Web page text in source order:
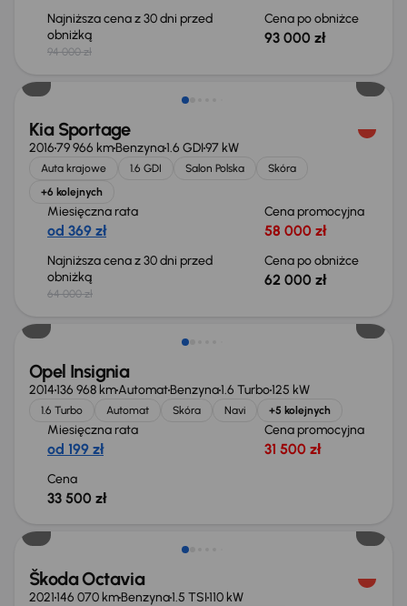
Najniższa cena z 30 dni przed
obniżką
94 000 zł
Cena po obniżce
93 000 zł
Taniej o 2 000 zł
Kia Sportage
201679 966 kmBenzyna1.6 GDI97 kW
Auta krajowe 1.6 GDI Salon Polska
Skóra
+6 kolejnych
Miesięczna rata
od 369 zł
Cena promocyjna
58 000 zł
Najniższa cena z 30 dni przed
obniżką
64 000 zł
Cena po obniżce
62 000 zł
Opel Insignia
2014136 968 kmAutomatBenzyna1.6 Turbo125 kW
1.6 Turbo Automat Skóra Navi +5 kolejnych
Miesięczna rata
od 199 zł
Cena promocyjna
31 500 zł
Cena
33 500 zł
Taniej o 1 000 zł
Škoda Octavia
2021146 070 kmBenzyna1.5 TSI110 kW